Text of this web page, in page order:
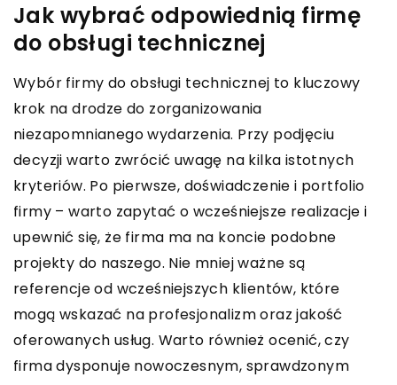
Jak wybrać odpowiednią firmę
do obsługi technicznej
Wybór firmy do obsługi technicznej to kluczowy
krok na drodze do zorganizowania
niezapomnianego wydarzenia. Przy podjęciu
decyzji warto zwrócić uwagę na kilka istotnych
kryteriów. Po pierwsze, doświadczenie i portfolio
firmy – warto zapytać o wcześniejsze realizacje i
upewnić się, że firma ma na koncie podobne
projekty do naszego. Nie mniej ważne są
referencje od wcześniejszych klientów, które
mogą wskazać na profesjonalizm oraz jakość
oferowanych usług. Warto również ocenić, czy
firma dysponuje nowoczesnym, sprawdzonym